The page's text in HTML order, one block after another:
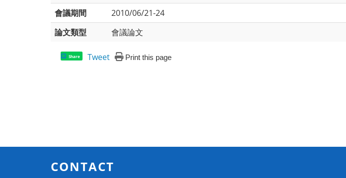
會議期間
2010/06/21-24
論文類型
會議論文
Share Tweet Print this page
CONTACT